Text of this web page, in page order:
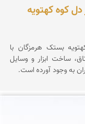
کوه کهتویه
بستک هرمزگان با
ساخت ابزار و وسایل
به وجود آورده است.